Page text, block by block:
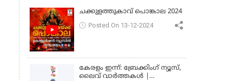
ചക്കുളത്തുകാവ് പൊങ്കാല 2024
Posted On 13-12-2024
കേരളം ഇന്ന്: ബ്രേക്കിംഗ് ന്യൂസ്,
ലൈവ് വാർത്തകൾ |